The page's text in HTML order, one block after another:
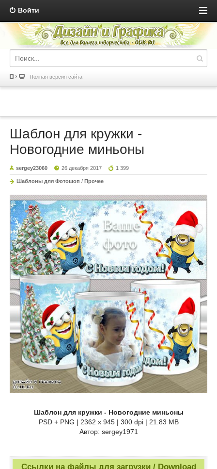
Войти
Полная версия сайта
Шаблон для кружки -
Новогодние миньоны
sergey23060 26 декабря 2017 1 399
Шаблоны для Фотошоп / Прочее
Шаблон для кружки - Новогодние миньоны
PSD + PNG | 2362 x 945 | 300 dpi | 21.83 MB
Автор: sergey1971
Ссылки на файлы для загрузки / Download